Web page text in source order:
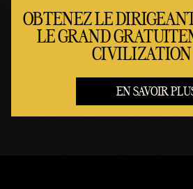
OBTENEZ LE
LE GRAND
EN SAVOIR